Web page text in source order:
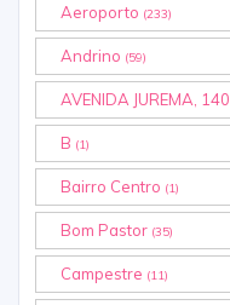
Aeroporto (233)
Andrino (59)
AVENIDA JUREMA, 140
B (1)
Bairro Centro (1)
Bom Pastor (35)
Campestre (11)